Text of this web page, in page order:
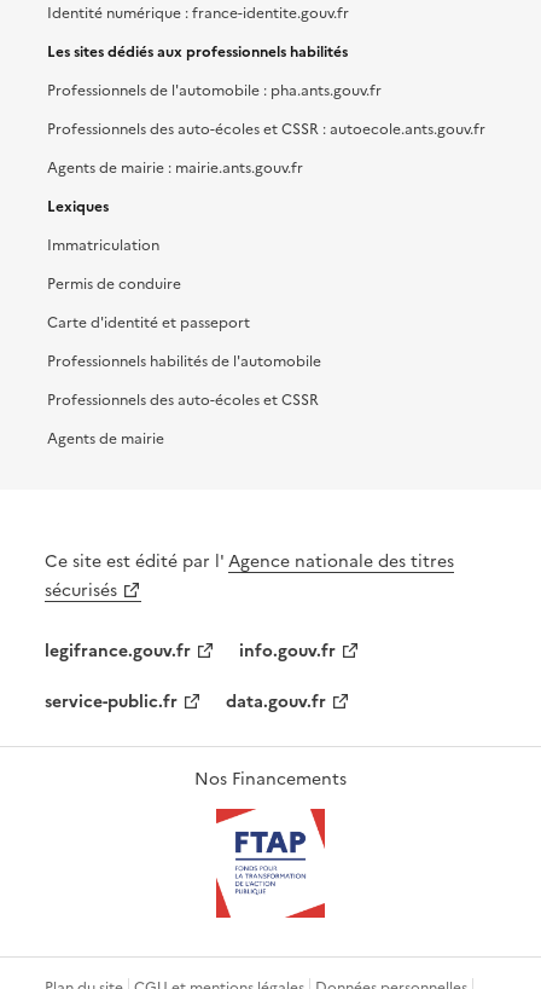
Identité numérique : france-identite.gouv.fr
Les sites dédiés aux professionnels habilités
Professionnels de l'automobile : pha.ants.gouv.fr
Professionnels des auto-écoles et CSSR : autoecole.ants.gouv.fr
Agents de mairie : mairie.ants.gouv.fr
Lexiques
Immatriculation
Permis de conduire
Carte d'identité et passeport
Professionnels habilités de l'automobile
Professionnels des auto-écoles et CSSR
Agents de mairie
Ce site est édité par l'Agence nationale des titres
sécurisés
legifrance.gouv.fr
info.gouv.fr
service-public.fr
data.gouv.fr
Nos Financements